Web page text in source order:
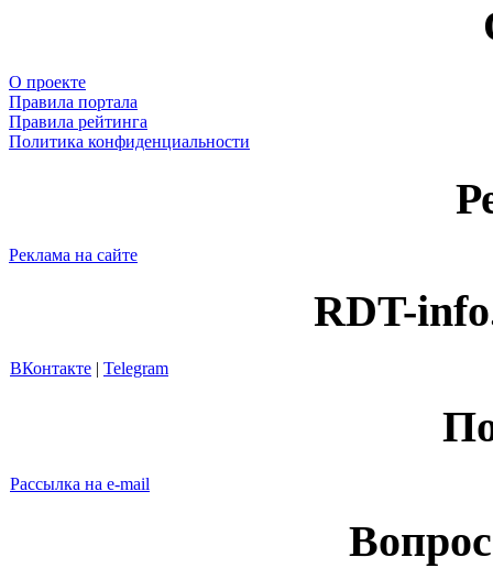
О проекте
Правила портала
Правила рейтинга
Политика конфиденциальности
Реклама на сайте
RDT-
ВКонтакте | Telegram
Рассылка на e-mail